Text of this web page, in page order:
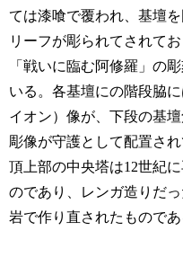
ては漆喰で覆われ、基壇
リーフが彫られてされて
「戦いに臨む阿修羅」の
いる。各基壇にの階段脇
イオン）像が、下段の基
彫像が守護として配置され
頂上部の中央塔は12世紀
のであり、レンガ造りだ
岩で作り直されたものであ